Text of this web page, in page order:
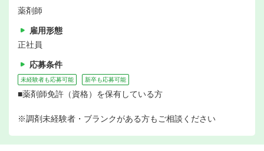
薬剤師
雇用形態
正社員
応募条件
未経験者も応募可能 新卒も応募可能
■薬剤師免許（資格）を保有している方
※調剤未経験者・ブランクがある方もご相談ください